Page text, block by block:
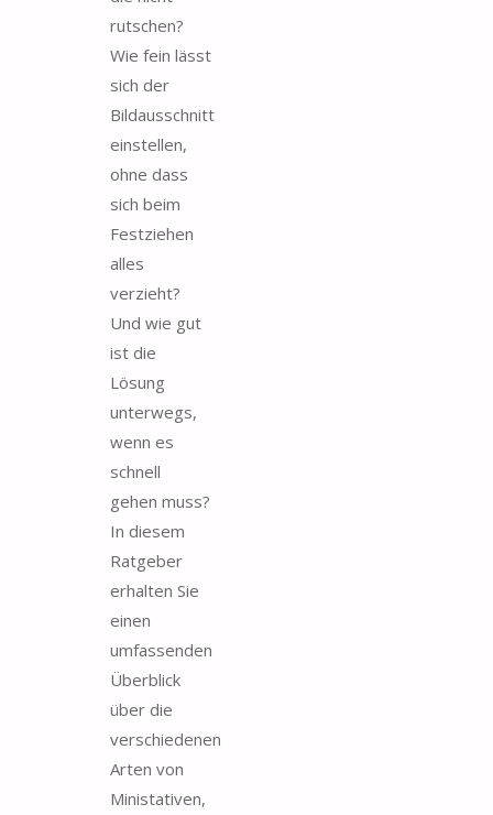
rutschen?
Wie fein lässt
sich der
Bildausschnitt
einstellen,
ohne dass
sich beim
Festziehen
alles
verzieht?
Und wie gut
ist die
Lösung
unterwegs,
wenn es
schnell
gehen muss?
In diesem
Ratgeber
erhalten Sie
einen
umfassenden
Überblick
über die
verschiedenen
Arten von
Ministativen,